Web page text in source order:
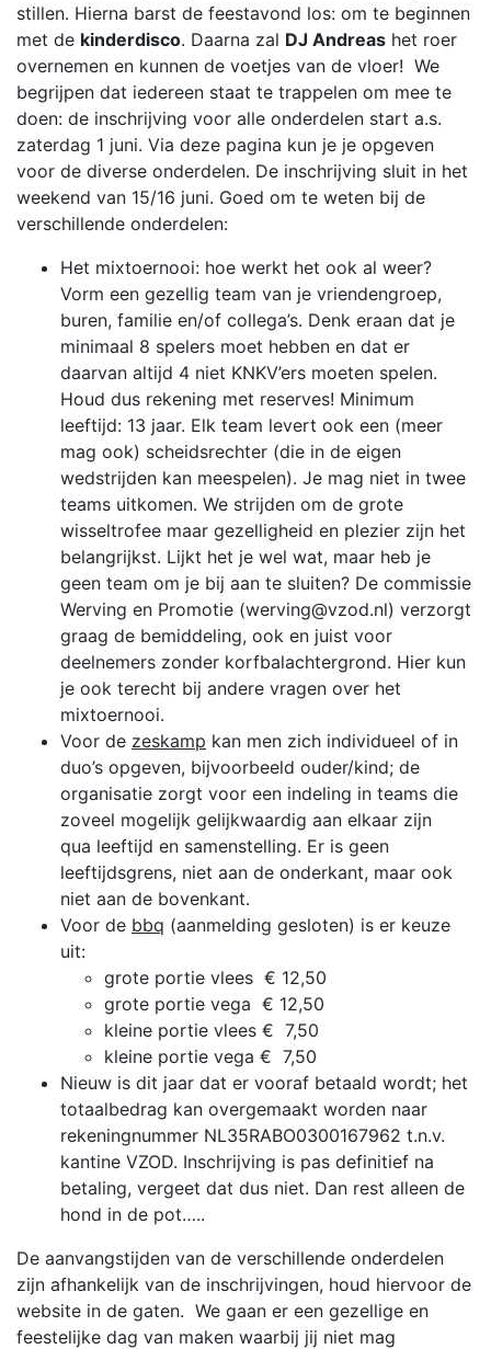
stillen. Hierna barst de feestavond los: om te beginnen
met de kinderdisco. Daarna zal DJ Andreas het roer
overnemen en kunnen de voetjes van de vloer! We
begrijpen dat iedereen staat te trappelen om mee te
doen: de inschrijving voor alle onderdelen start a.s.
zaterdag 1 juni. Via deze pagina kun je je opgeven
voor de diverse onderdelen. De inschrijving sluit in het
weekend van 15/16 juni. Goed om te weten bij de
verschillende onderdelen:
Het mixtoernooi: hoe werkt het ook al weer?
Vorm een gezellig team van je vriendengroep,
buren, familie en/of collega’s. Denk eraan dat je
minimaal 8 spelers moet hebben en dat er
daarvan altijd 4 niet KNKV’ers moeten spelen.
Houd dus rekening met reserves! Minimum
leeftijd: 13 jaar. Elk team levert ook een (meer
mag ook) scheidsrechter (die in de eigen
wedstrijden kan meespelen). Je mag niet in twee
teams uitkomen. We strijden om de grote
wisseltrofee maar gezelligheid en plezier zijn het
belangrijkst. Lijkt het je wel wat, maar heb je
geen team om je bij aan te sluiten? De commissie
Werving en Promotie (werving@vzod.nl) verzorgt
graag de bemiddeling, ook en juist voor
deelnemers zonder korfbalachtergrond. Hier kun
je ook terecht bij andere vragen over het
mixtoernooi.
Voor de zeskamp kan men zich individueel of in
duo’s opgeven, bijvoorbeeld ouder/kind; de
organisatie zorgt voor een indeling in teams die
zoveel mogelijk gelijkwaardig aan elkaar zijn
qua leeftijd en samenstelling. Er is geen
leeftijdsgrens, niet aan de onderkant, maar ook
niet aan de bovenkant.
Voor de bbq (aanmelding gesloten) is er keuze
uit:
grote portie vlees € 12,50
grote portie vega € 12,50
kleine portie vlees € 7,50
kleine portie vega € 7,50
Nieuw is dit jaar dat er vooraf betaald wordt; het
totaalbedrag kan overgemaakt worden naar
rekeningnummer NL35RABO0300167962 t.n.v.
kantine VZOD. Inschrijving is pas definitief na
betaling, vergeet dat dus niet. Dan rest alleen de
hond in de pot…..
De aanvangstijden van de verschillende onderdelen
zijn afhankelijk van de inschrijvingen, houd hiervoor de
website in de gaten. We gaan er een gezellige en
feestelijke dag van maken waarbij jij niet mag